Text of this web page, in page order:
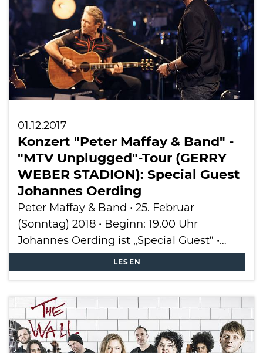
01.12.2017
Konzert "Peter Maffay & Band" -
"MTV Unplugged"-Tour (GERRY
WEBER STADION): Special Guest
Johannes Oerding
Peter Maffay & Band • 25. Februar
(Sonntag) 2018 • Beginn: 19.00 Uhr
Johannes Oerding ist „Special Guest“ •…
LESEN